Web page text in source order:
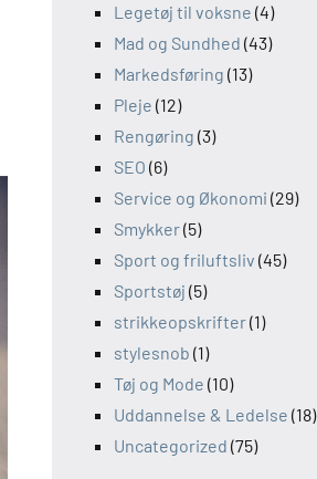
Legetøj til voksne (4)
Mad og Sundhed (43)
Markedsføring (13)
Pleje (12)
Rengøring (3)
SEO (6)
Service og Økonomi (29)
Smykker(5)
Sport og friluftsliv (45)
Sportstøj (5)
strikkeopskrifter(1)
stylesnob (1)
Tøj og Mode (10)
Uddannelse & Ledelse (18)
Uncategorized (75)